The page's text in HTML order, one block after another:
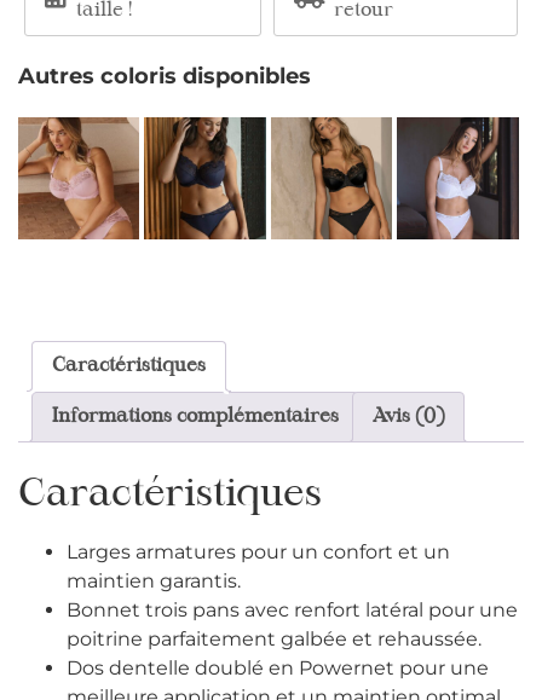
taille !
retour
Autres coloris disponibles
Caractéristiques
Informations complémentaires Avis (0)
Caractéristiques
Larges armatures pour un confort et un
maintien garantis.
Bonnet trois pans avec renfort latéral pour une
poitrine parfaitement galbée et rehaussée.
Dos dentelle doublé en Powernet pour une